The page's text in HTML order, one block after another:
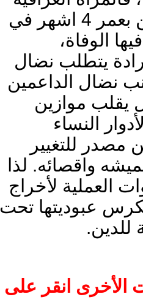
تواجه العنف من مجرد كونها جنين بعمر 4 اشهر في
الوفاة،
يتطلب نضال
نضال الداعمين
يقلب موازين
النساء
للتغيير
واقصائه. لذا
العملية لأخراج
عبوديتها تحت
للدين.
الأخرى انقر على